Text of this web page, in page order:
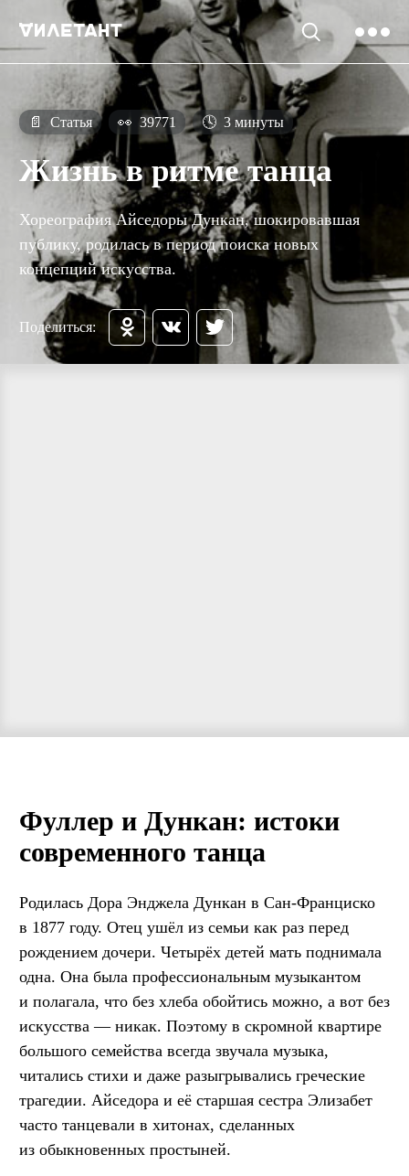
📄 Статья 👀 39771 🕓 3 минуты
Жизнь в ритме танца
Хореография Айседоры Дункан, шокировавшая
публику, родилась в период поиска новых
концепций искусства.
Поделиться:
Фуллер и Дункан: истоки
современного танца
Родилась Дора Энджела Дункан в Сан-Франциско
в 1877 году. Отец ушёл из семьи как раз перед
рождением дочери. Четырёх детей мать поднимала
одна. Она была профессиональным музыкантом
и полагала, что без хлеба обойтись можно, а вот без
искусства — никак. Поэтому в скромной квартире
большого семейства всегда звучала музыка,
читались стихи и даже разыгрывались греческие
трагедии. Айседора и её старшая сестра Элизабет
часто танцевали в хитонах, сделанных
из обыкновенных простыней.